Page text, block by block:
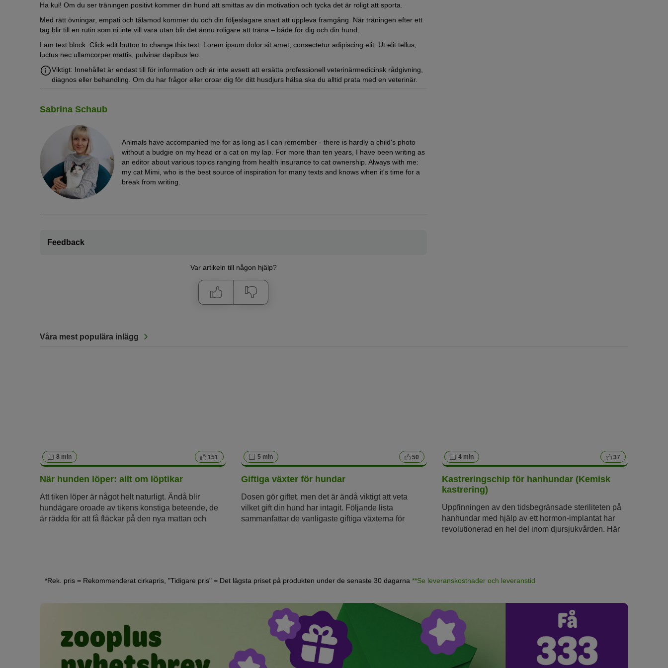
Fitness macht Ihrem Hund noch mehr Spaß, wenn er mit Ihnen zusammen trainieren kann.
Ha kul! Om du ser träningen positivt kommer din hund att smittas av din motivation och tycka det är roligt att sporta.
Med rätt övningar, empati och tålamod kommer du och din följeslagare snart att uppleva framgång. När träningen efter ett
tag blir till en rutin som ni inte vill vara utan blir det ännu roligare att träna – både för dig och din hund.
I am text block. Click edit button to change this text. Lorem ipsum dolor sit amet, consectetur adipiscing elit. Ut elit tellus,
luctus nec ullamcorper mattis, pulvinar dapibus leo.
Viktigt: Innehållet är endast till för information och är inte avsett att ersätta professionell veterinärmedicinsk rådgivning,
diagnos eller behandling. Om du har frågor eller oroar dig för ditt husdjurs hälsa ska du alltid prata med en veterinär.
Sabrina Schaub
Animals have accompanied me for as long as I can remember - there is hardly a child's photo
without a budgie on my head or a cat on my lap. For more than ten years, I have been writing as
an editor about various topics ranging from health insurance to cat ownership. Always with me:
my cat Mimi, who is the best source of inspiration for many texts and knows when it's time for a
break from writing.
Feedback
Var artikeln till någon hjälp?
Våra mest populära inlägg
8 min 151
När hunden löper: allt om löptikar
Att tiken löper är något helt naturligt. Ändå blir
hundägare oroade av tikens konstiga beteende, de
är rädda för att få fläckar på den nya mattan och
5 min 50
Giftiga växter för hundar
Dosen gör giftet, men det är ändå viktigt att veta
vilket gift din hund har intagit. Följande lista
sammanfattar de vanligaste giftiga växterna för
4 min 37
Kastreringschip för hanhundar (Kemisk
kastrering)
Uppfinningen av den tidsbegränsade steriliteten på
hanhundar med hjälp av ett hormon-implantat har
revolutionerad en hel del inom djursjukvården. Här
*Rek. pris = Rekommenderat cirkapris, "Tidigare pris" = Det lägsta priset på produkten under de senaste 30 dagarna **Se leveranskostnader och leveranstid